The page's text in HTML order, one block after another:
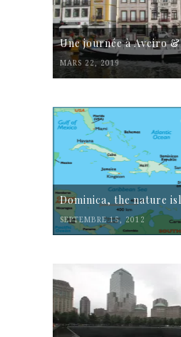
Une journée à Aveiro
MARS 22, 2019
Dominica, the nature
SEPTEMBRE 15, 2012